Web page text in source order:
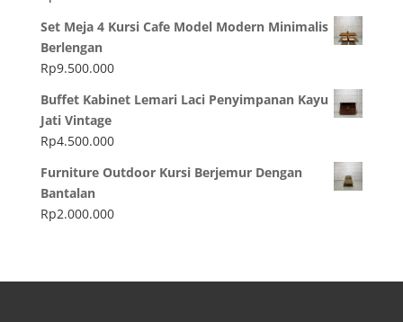
Set Meja 4 Kursi Cafe Model Modern Minimalis
Berlengan
Rp9.500.000
Buffet Kabinet Lemari Laci Penyimpanan Kayu
Jati Vintage
Rp4.500.000
Furniture Outdoor Kursi Berjemur Dengan
Bantalan
Rp2.000.000